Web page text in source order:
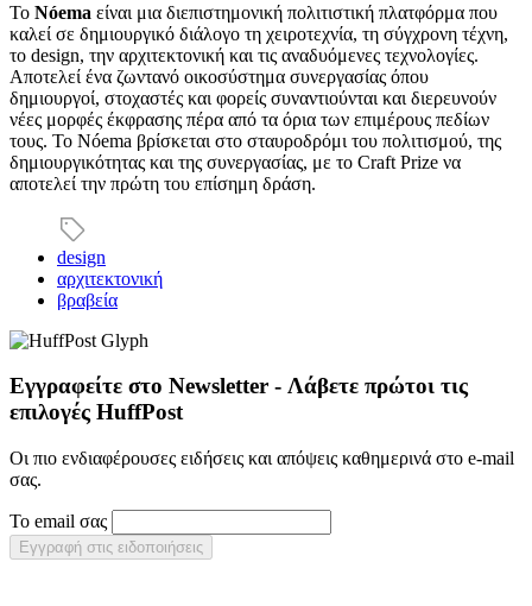
Το Nóema είναι μια διεπιστημονική πολιτιστική πλατφόρμα που
καλεί σε δημιουργικό διάλογο τη χειροτεχνία, τη σύγχρονη τέχνη,
το design, την αρχιτεκτονική και τις αναδυόμενες τεχνολογίες.
Αποτελεί ένα ζωντανό οικοσύστημα συνεργασίας όπου
δημιουργοί, στοχαστές και φορείς συναντιούνται και διερευνούν
νέες μορφές έκφρασης πέρα από τα όρια των επιμέρους πεδίων
τους. Το Nóema βρίσκεται στο σταυροδρόμι του πολιτισμού, της
δημιουργικότητας και της συνεργασίας, με το Craft Prize να
αποτελεί την πρώτη του επίσημη δράση.
design
αρχιτεκτονική
βραβεία
Εγγραφείτε στο Newsletter - Λάβετε πρώτοι τις
επιλογές HuffPost
Οι πιο ενδιαφέρουσες ειδήσεις και απόψεις καθημερινά στο e-mail
σας.
Το email σας
Εγγραφή στις ειδοποιήσεις